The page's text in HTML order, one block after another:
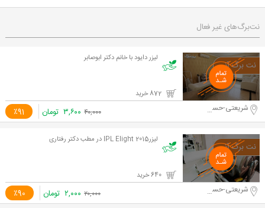
نت‌برگ‌های غیر فعال
لیزر دایود با خانم دکتر ابوصابر
٪91 شریعتی-حسینیه ارشاد ۴۰,۰۰۰ ۳,۶۰۰ تومان
لیزر2015 IPL Elight در مطب دکتر رفتاری
٪90 شریعتی-حسینیه ارشاد ۲۰,۰۰۰ ۲,۰۰۰ تومان